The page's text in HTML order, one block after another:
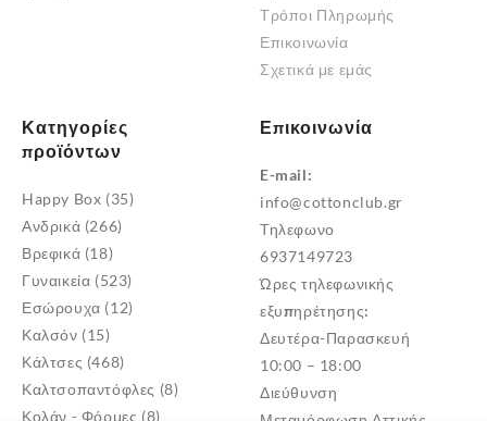
Τρόποι Πληρωμής
Επικοινωνία
Σχετικά με εμάς
Κατηγορίες
προϊόντων
Happy Box (35)
Ανδρικά (266)
Βρεφικά (18)
Γυναικεία (523)
Εσώρουχα (12)
Καλσόν (15)
Κάλτσες (468)
Καλτσοπαντόφλες (8)
Κολάν - Φόρμες (8)
Επικοινωνία
E-mail:
info@cottonclub.gr
Τηλεφωνο
6937149723
Ώρες τηλεφωνικής
εξυπηρέτησης:
Δευτέρα-Παρασκευή
10:00 – 18:00
Διεύθυνση